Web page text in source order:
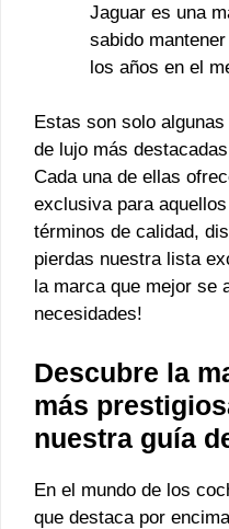
Jaguar es una
sabido
los años en el
Estas son solo
de lujo más
Cada una de ellas
exclusiva para
términos de calidad,
pierdas nuestra lista
la marca que mejor se
necesidades!
Descubre la
más
nuestra guía
En el mundo de los
que destaca por